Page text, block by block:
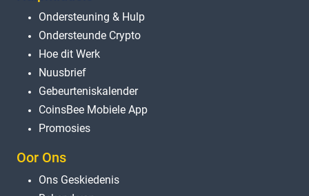
Ondersteuning & Hulp
Ondersteunde Crypto
Hoe dit Werk
Nuusbrief
Gebeurteniskalender
CoinsBee Mobiele App
Promosies
Oor Ons
Ons Geskiedenis